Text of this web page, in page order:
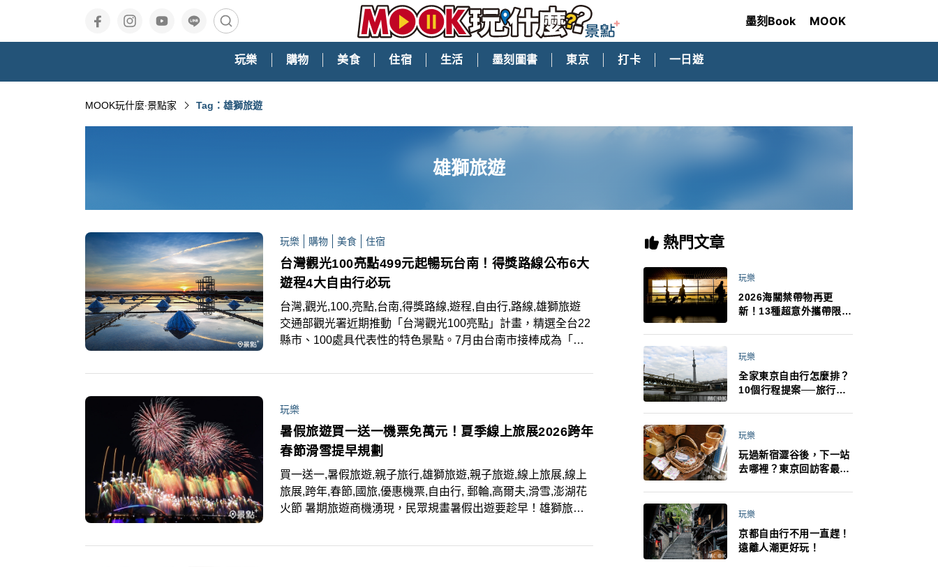
墨刻Book MOOK
玩樂 購物 美食 住宿 生活 墨刻圖書 東京 打卡 一日遊
MOOK玩什麼‧景點家 Tag：雄獅旅遊
雄獅旅遊
玩樂 購物 美食 住宿
台灣觀光100亮點499元起暢玩台南！得獎路線公布6大
遊程4大自由行必玩
台灣,觀光,100,亮點,台南,得獎路線,遊程,自由行,路線,雄獅旅遊
交通部觀光署近期推動「台灣觀光100亮點」計畫，精選全台22
縣市、100處具代表性的特色景點。7月由台南市接棒成為「環
題推出系列活動，規劃6條套裝路線、共42梯次亮點遊程，並同
獎」。古都魅力綻放，夏日行程首選台南。
玩樂
暑假旅遊買一送一機票免萬元！夏季線上旅展2026跨年
春節滑雪提早規劃
買一送一,暑假旅遊,親子旅行,雄獅旅遊,親子旅遊,線上旅展,線上
旅展,跨年,春節,國旅,優惠機票,自由行, 郵輪,高爾夫,滑雪,澎湖花
火節 暑期旅遊商機湧現，民眾規畫暑假出遊要趁早！雄獅旅遊
熱門文章
玩樂
2026海關禁帶物再更
新！13種超意外攜帶限
最高還罰百萬！注意事項
玩樂
全家東京自由行怎麼排？
10個行程提案──旅行不
法！
玩樂
玩過新宿澀谷後，下一站
去哪裡？東京回訪客最推
玩樂
京都自由行不用一直趕！
遠離人潮更好玩！